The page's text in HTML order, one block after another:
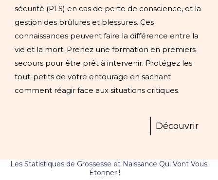
sécurité (PLS) en cas de perte de conscience, et la
gestion des brûlures et blessures. Ces
connaissances peuvent faire la différence entre la
vie et la mort. Prenez une formation en premiers
secours pour être prêt à intervenir. Protégez les
tout-petits de votre entourage en sachant
comment réagir face aux situations critiques.
Découvrir